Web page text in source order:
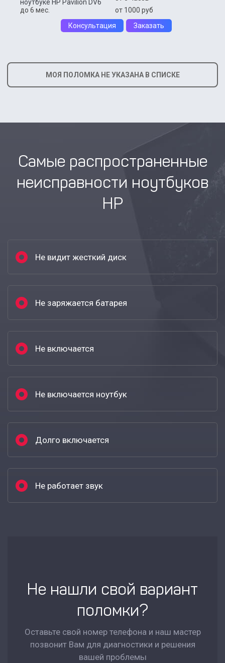
ноутбуке HP Pavilion DV6
до 6 мес.
от 1000 руб
Консультация
Заказать
МОЯ ПОЛОМКА НЕ УКАЗАНА В СПИСКЕ
Самые распространенные
неисправности ноутбуков
HP
Не видит жесткий диск
Не заряжается батарея
Не включается
Не включается ноутбук
Долго включается
Не работает звук
Не нашли свой вариант
поломки?
Оставьте свой номер телефона и наш мастер
позвонит Вам для диагностики и решения
вашей проблемы